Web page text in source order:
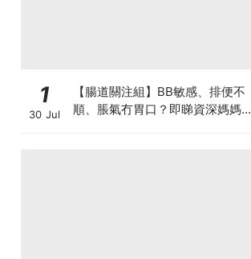
1
30 Jul
【腸道關注組】BB敏感、排便不
順、脹氣冇胃口？即睇資深媽媽分